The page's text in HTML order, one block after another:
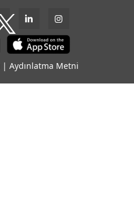
| Aydınlatma Metni